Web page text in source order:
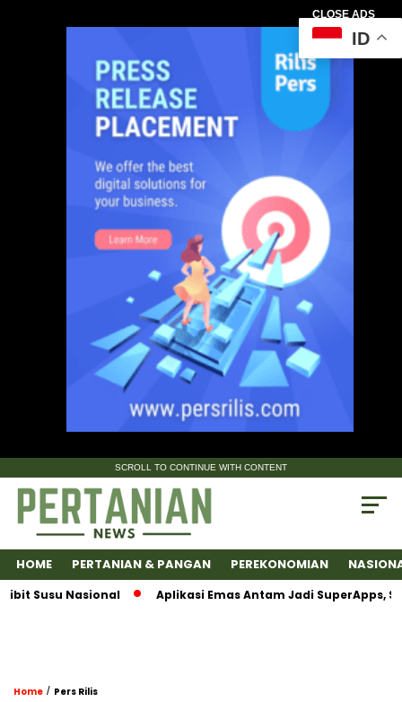
CLOSE ADS
SCROLL TO CONTINUE WITH CONTENT
HOME PERTANIAN & PANGAN PEREKONOMIAN
Nasional Aplikasi Emas Antam Jadi SuperApps, Satu
Home / Pers Rilis
ID